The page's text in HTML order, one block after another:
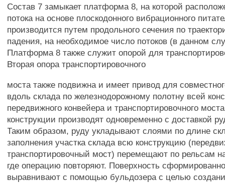
Состав 7 замыкает платформа 8, на которой
потока на основе плоскодонного вибрационного
производится путем продольного сечения по
падения, на необходимое число потоков (в данном
Платформа 8 также служит опорой для
Вторая опора транспортировочного
моста также подвижна и имеет привод для
вдоль склада по железнодорожному полотну всей
передвижного конвейера и транспортировочного
конструкции производят одновременно с доставкой
Таким образом, руду укладывают слоями по длине
заполнения участка склада всю конструкцию
транспортировочный мост) перемещают по рельсам
где операцию повторяют. Поверхность
выравнивают с помощью бульдозера с целью